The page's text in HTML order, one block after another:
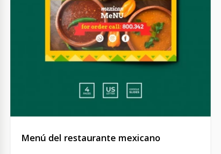
Menú del restaurante mexicano